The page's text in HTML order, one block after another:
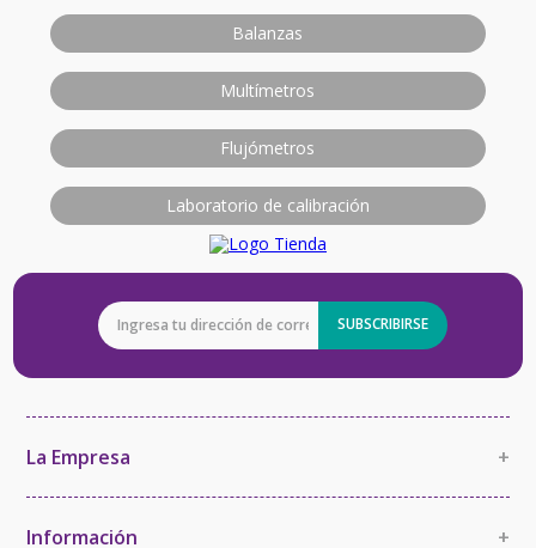
Balanzas
Multímetros
Flujómetros
Laboratorio de calibración
SUBSCRIBIRSE
La Empresa +
Información +